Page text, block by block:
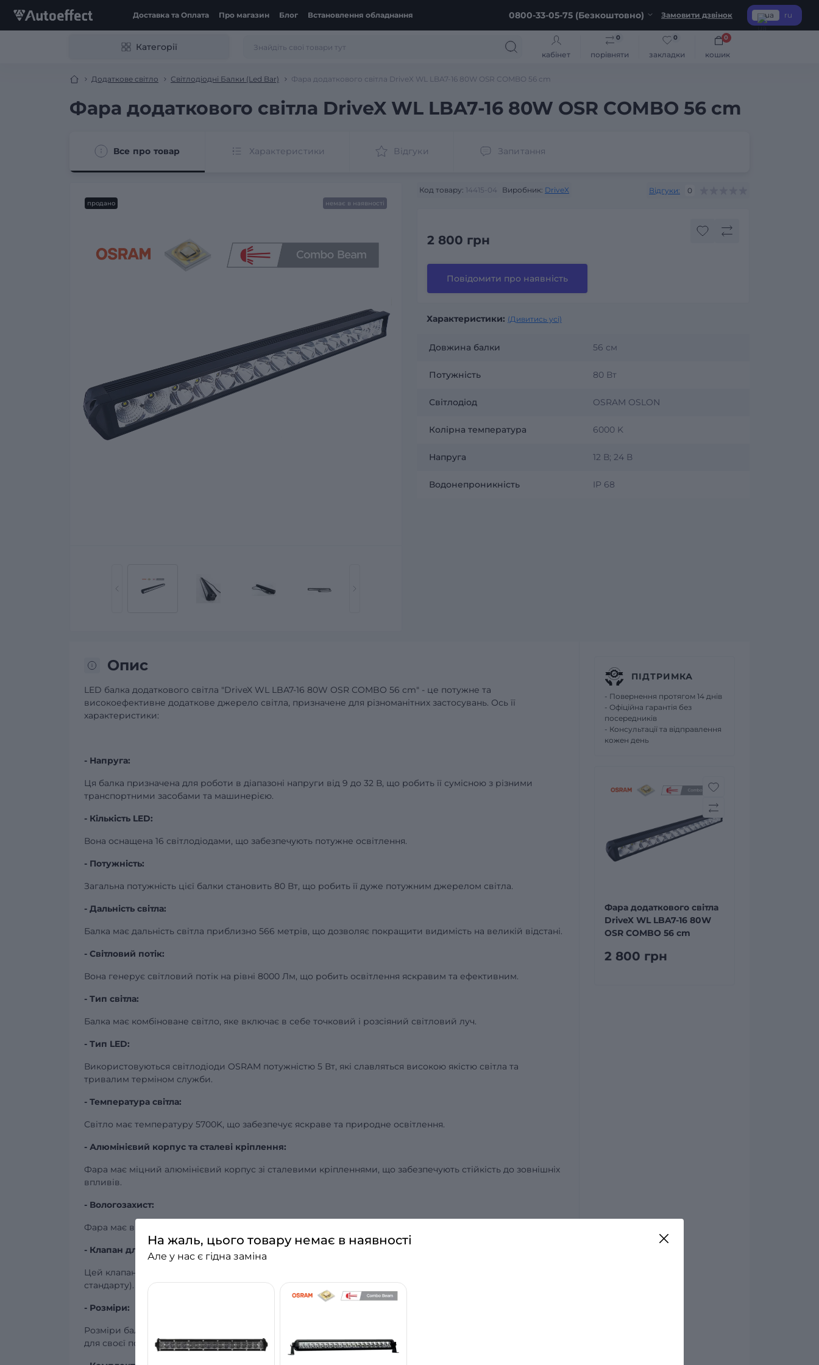
Доставка та Оплата Про магазин Блог Встановлення обладнання 0800-33-05-75 (Безкоштовно) Замовити дзвінок ua ru
Категорії
кабінет порівняти
0
закладки
0
кошик
0
Додаткове світло Світлодіодні Балки (Led Bar) Фара додаткового світла DriveX WL LBA7-16 80W OSR COMBO 56 cm
Фара додаткового світла DriveX WL LBA7-16 80W OSR COMBO 56 cm
Все про товар Характеристики Відгуки Запитання
продано немає в наявності
Код товару: 14415-04 Виробник: DriveX Відгуки: 0
2 800 грн
Повідомити про наявність
Характеристики: (Дивитись усі)
Довжина балки 56 см
Потужність 80 Вт
Світлодіод OSRAM OSLON
Колірна температура 6000 K
Напруга 12 В; 24 В
Водонепроникність IP 68
Опис
LED балка додаткового світла "DriveX WL LBA7-16 80W OSR COMBO 56 cm" - це потужне та
високоефективне додаткове джерело світла, призначене для різноманітних застосувань. Ось її
характеристики:
- Напруга:
Ця балка призначена для роботи в діапазоні напруги від 9 до 32 В, що робить її сумісною з різними
транспортними засобами та машинерією.
- Кількість LED:
Вона оснащена 16 світлодіодами, що забезпечують потужне освітлення.
- Потужність:
Загальна потужність цієї балки становить 80 Вт, що робить її дуже потужним джерелом світла.
- Дальність світла:
Балка має дальність світла приблизно 566 метрів, що дозволяє покращити видимість на великій відстані.
- Світловий потік:
Вона генерує світловий потік на рівні 8000 Лм, що робить освітлення яскравим та ефективним.
- Тип світла:
Балка має комбіноване світло, яке включає в себе точковий і розсіяний світловий луч.
- Тип LED:
Використовуються світлодіоди OSRAM потужністю 5 Вт, які славляться високою якістю світла та
тривалим терміном служби.
- Температура світла:
Світло має температуру 5700K, що забезпечує яскраве та природне освітлення.
- Алюмінієвий корпус та сталеві кріплення:
Фара має міцний алюмінієвий корпус зі сталевими кріпленнями, що забезпечують стійкість до зовнішніх
впливів.
- Вологозахист:
Фара має високий рівень вологозахисту IP67 та IP68, що гарантує надійний захист від вологи та пилу.
- Клапан для відведення надлишків вологи:
Цей клапан забезпечує відведення надлишків вологи, дотримуючись стандартів MIL (військового
стандарту).
- Розміри:
Розміри балки становлять 564 х 53 х 51 мм (ширина x висота x глибина), що робить її досить компактною
для своєї потужності.
ПІДТРИМКА
- Повернення протягом 14 днів
- Офіційна гарантія без
посередників
- Консультації та відправлення
кожен день
Фара додаткового світла
DriveX WL LBA7-16 80W
OSR COMBO 56 cm
2 800 грн
На жаль, цього товару немає в наявності
Але у нас є гідна заміна